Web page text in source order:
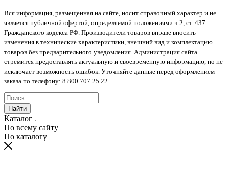
Вся информация, размещенная на сайте, носит справочный характер и не
является публичной офертой, определяемой положениями ч.2, ст. 437
Гражданского кодекса РФ. Производители товаров вправе вносить
изменения в технические характеристики, внешний вид и комплектацию
товаров без предварительного уведомления. Администрация сайта
стремится предоставлять актуальную и своевременную информацию, но не
исключает возможность ошибок. Уточняйте данные перед оформлением
заказа по телефону: 8 800 707 25 22.
Найти
Каталог
По всему сайту
По каталогу